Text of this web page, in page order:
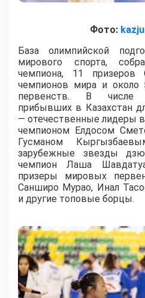
Фото:
База олимпийской
мирового спорта,
чемпиона, 11 призеров
чемпионов мира и около
первенств. В числе
прибывших в Казахстан
— отечественные лидеры
чемпионом Елдосом
Гусманом
зарубежные звезды
чемпион Лаша
призеры мировых
Санширо Мурао, Инал
и другие топовые борцы.